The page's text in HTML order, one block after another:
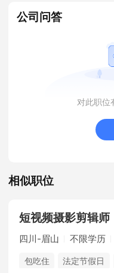
公司问答
对此职位
相似职位
短视频摄影剪辑师
四川-眉山 不限学历
包吃住 法定节假日